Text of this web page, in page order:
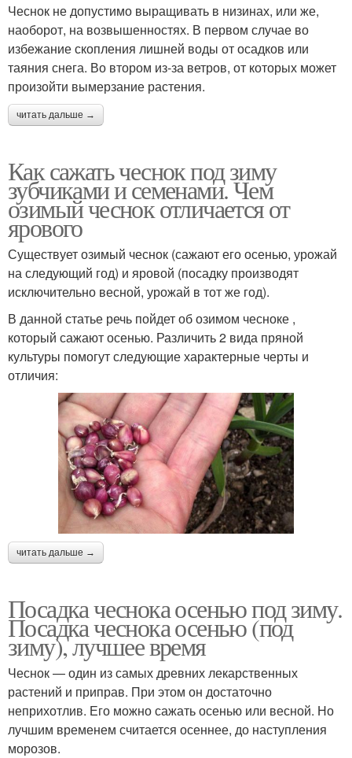
Чеснок не допустимо выращивать в низинах, или же,
наоборот, на возвышенностях. В первом случае во
избежание скопления лишней воды от осадков или
таяния снега. Во втором из-за ветров, от которых может
произойти вымерзание растения.
читать дальше →
Как сажать чеснок под зиму
зубчиками и семенами. Чем
озимый чеснок отличается от
ярового
Существует озимый чеснок (сажают его осенью, урожай
на следующий год) и яровой (посадку производят
исключительно весной, урожай в тот же год).
В данной статье речь пойдет об озимом чесноке ,
который сажают осенью. Различить 2 вида пряной
культуры помогут следующие характерные черты и
отличия:
читать дальше →
Посадка чеснока осенью под зиму.
Посадка чеснока осенью (под
зиму), лучшее время
Чеснок — один из самых древних лекарственных
растений и приправ. При этом он достаточно
неприхотлив. Его можно сажать осенью или весной. Но
лучшим временем считается осеннее, до наступления
морозов.